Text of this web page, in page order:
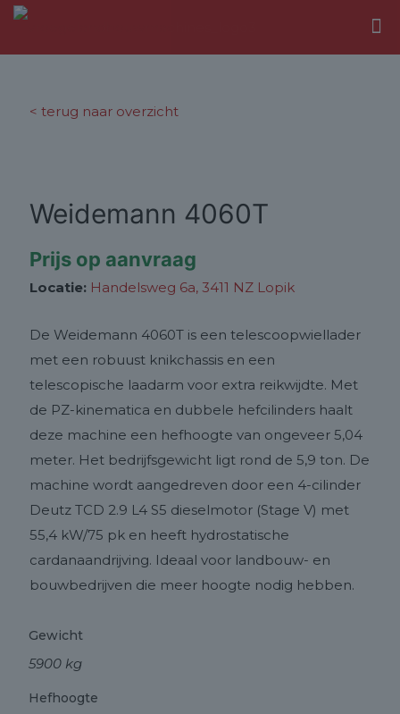
< terug naar overzicht
Weidemann 4060T
Prijs op aanvraag
Locatie: Handelsweg 6a, 3411 NZ Lopik
De Weidemann 4060T is een telescoopwiellader
met een robuust knikchassis en een
telescopische laadarm voor extra reikwijdte. Met
de PZ-kinematica en dubbele hefcilinders haalt
deze machine een hefhoogte van ongeveer 5,04
meter. Het bedrijfsgewicht ligt rond de 5,9 ton. De
machine wordt aangedreven door een 4-cilinder
Deutz TCD 2.9 L4 S5 dieselmotor (Stage V) met
55,4 kW/75 pk en heeft hydrostatische
cardanaandrijving. Ideaal voor landbouw- en
bouwbedrijven die meer hoogte nodig hebben.
Gewicht
5900 kg
Hefhoogte